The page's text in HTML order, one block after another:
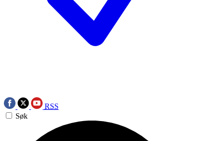
RSS
Søk